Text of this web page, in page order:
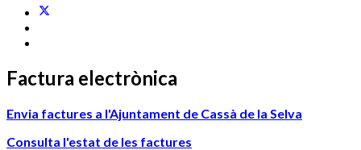
Factura electrònica
Envia factures a l'Ajuntament de Cassà de la Selva
Consulta l'estat de les factures